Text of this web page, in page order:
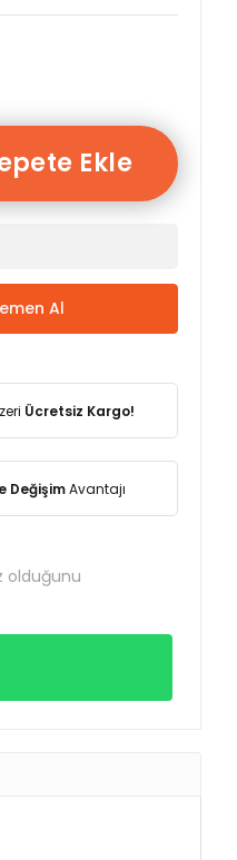
Ekle
Al
Ücretsiz Kargo!
DeğişimAvantajı
olduğunu